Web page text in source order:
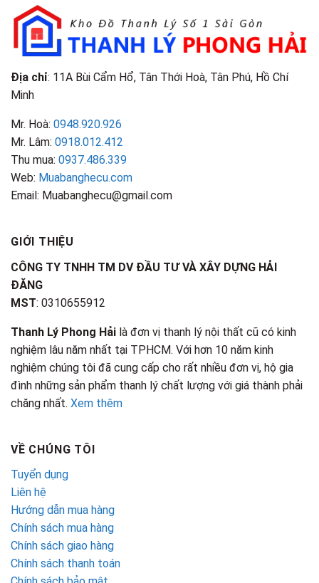
Địa chỉ: 11A Bùi Cẩm Hổ, Tân Thới Hoà, Tân Phú, Hồ Chí
Minh
Mr. Hoà: 0948.920.926
Mr. Lâm: 0918.012.412
Thu mua: 0937.486.339
Web: Muabanghecu.com
Email: Muabanghecu@gmail.com
GIỚI THIỆU
CÔNG TY TNHH TM DV ĐẦU TƯ VÀ XÂY DỰNG HẢI
ĐĂNG
MST: 0310655912
Thanh Lý Phong Hải là đơn vị thanh lý nội thất cũ có kinh
nghiệm lâu năm nhất tại TPHCM. Với hơn 10 năm kinh
nghiệm chúng tôi đã cung cấp cho rất nhiều đơn vị, hộ gia
đình những sản phẩm thanh lý chất lượng với giá thành phải
chăng nhất. Xem thêm
VỀ CHÚNG TÔI
Tuyển dụng
Liên hệ
Hướng dẫn mua hàng
Chính sách mua hàng
Chính sách giao hàng
Chính sách thanh toán